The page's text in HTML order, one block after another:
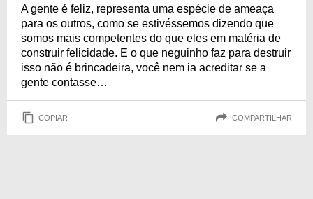
A gente é feliz, representa uma espécie de ameaça
para os outros, como se estivéssemos dizendo que
somos mais competentes do que eles em matéria de
construir felicidade. E o que neguinho faz para destruir
isso não é brincadeira, você nem ia acreditar se a
gente contasse…
COPIAR COMPARTILHAR